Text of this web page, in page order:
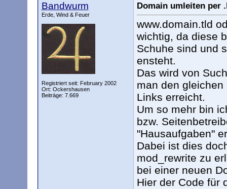
Bandwurm
Erde, Wind & Feuer
Registriert seit: February 2002
Ort: Ockershausen
Beiträge: 7.669
Domain umleiten per
www.domain.tld
wichtig, da diese
Schuhe sind und
ensteht.
Das wird von
man den
Links erreicht.
Um so mehr bin
bzw.
"Hausaufgaben"
Dabei ist dies
mod_rewrite zu
bei einer neuen
Hier der Code für